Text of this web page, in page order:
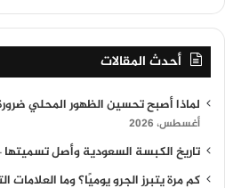
أحدث المقالات
لماذا أصبح تحسين الظهور المحلي
أغسطس، 2026
تاريخ الكبسة السعودية وأصل تسميتها
كم مرة يتبرز الجرو يوميًا؟ وما